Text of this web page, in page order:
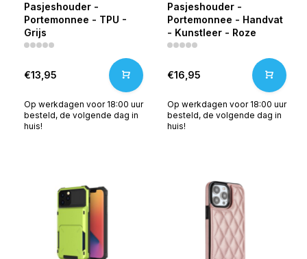
Pasjeshouder -
Portemonnee - TPU -
Grijs
€13,95
Op werkdagen voor 18:00 uur
besteld, de volgende dag in
huis!
Pasjeshouder -
Portemonnee - Handvat
- Kunstleer - Roze
€16,95
Op werkdagen voor 18:00 uur
besteld, de volgende dag in
huis!